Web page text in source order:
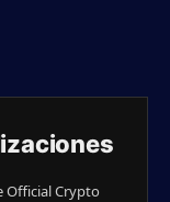
Official Crypto